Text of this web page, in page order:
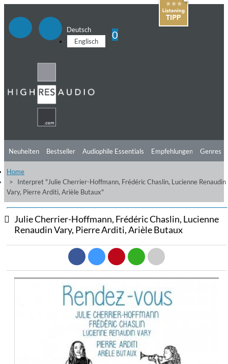
Deutsch
Englisch
0
Neuheiten Bestseller Audiophile Essentials Empfehlungen
Hörtipps
Videos
Genres
Home
Interpret "Julie Cherrier-Hoffmann, Frédéric Chaslin, Lucienne Renaudin
Vary, Pierre Arditi, Arièle Butaux"
Julie Cherrier-Hoffmann, Frédéric Chaslin, Lucienne
Renaudin Vary, Pierre Arditi, Arièle Butaux